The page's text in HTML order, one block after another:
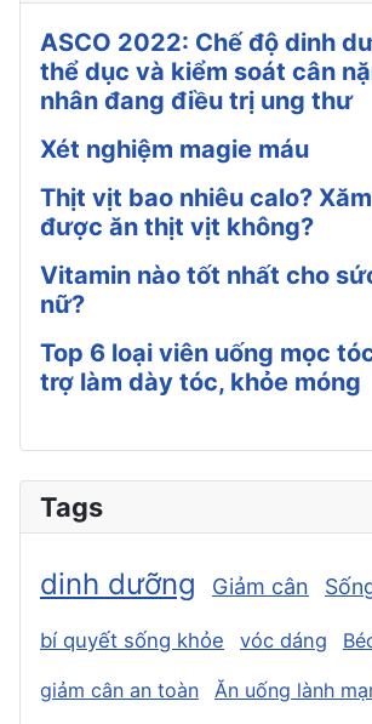
ASCO 2022: Chế độ dinh
thể dục và kiểm soát cân
nhân đang điều trị ung thư
Xét nghiệm magie máu
Thịt vịt bao nhiêu calo?
được ăn thịt vịt không?
Vitamin nào tốt nhất cho
nữ?
Top 6 loại viên uống mọc
trợ làm dày tóc, khỏe móng
Tags
dinh dưỡng Giảm cân
bí quyết sống khỏe vóc dáng
giảm cân an toàn
Ăn uống lành